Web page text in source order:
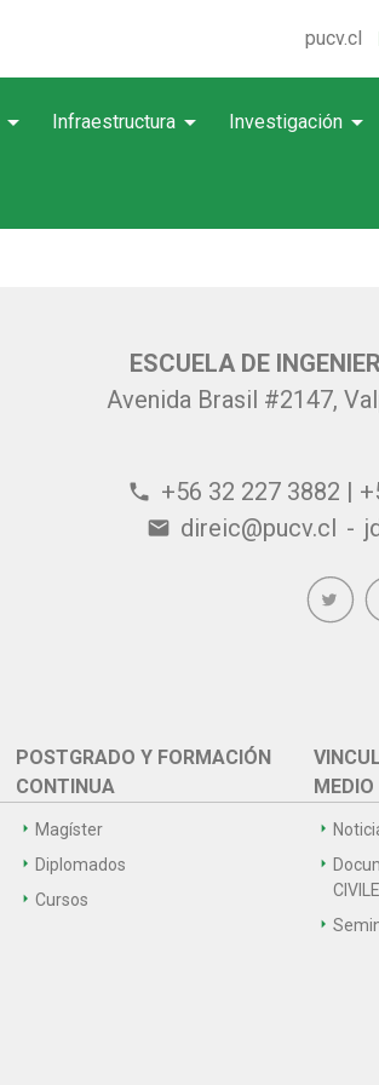
pucv.cl
arrow_drop_down Infraestructura arrow_drop_down Investigación arrow_drop_down
ESCUELA DE
Avenida Brasil #2147,
phone +56 32 227 3882 |
email direic@pucv.cl -
POSTGRADO Y FORMACIÓN
CONTINUA
Magíster
Diplomados
Cursos
MEDIO